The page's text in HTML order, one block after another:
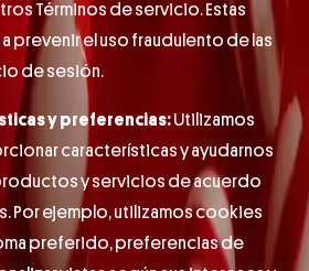
Términos de servicio. Estas
prevenir el uso fraudulento de las
de sesión.
y preferencias:Utilizamos
características y ayudarnos
y servicios de acuerdo
Por ejemplo, utilizamos cookies
preferido, preferencias de